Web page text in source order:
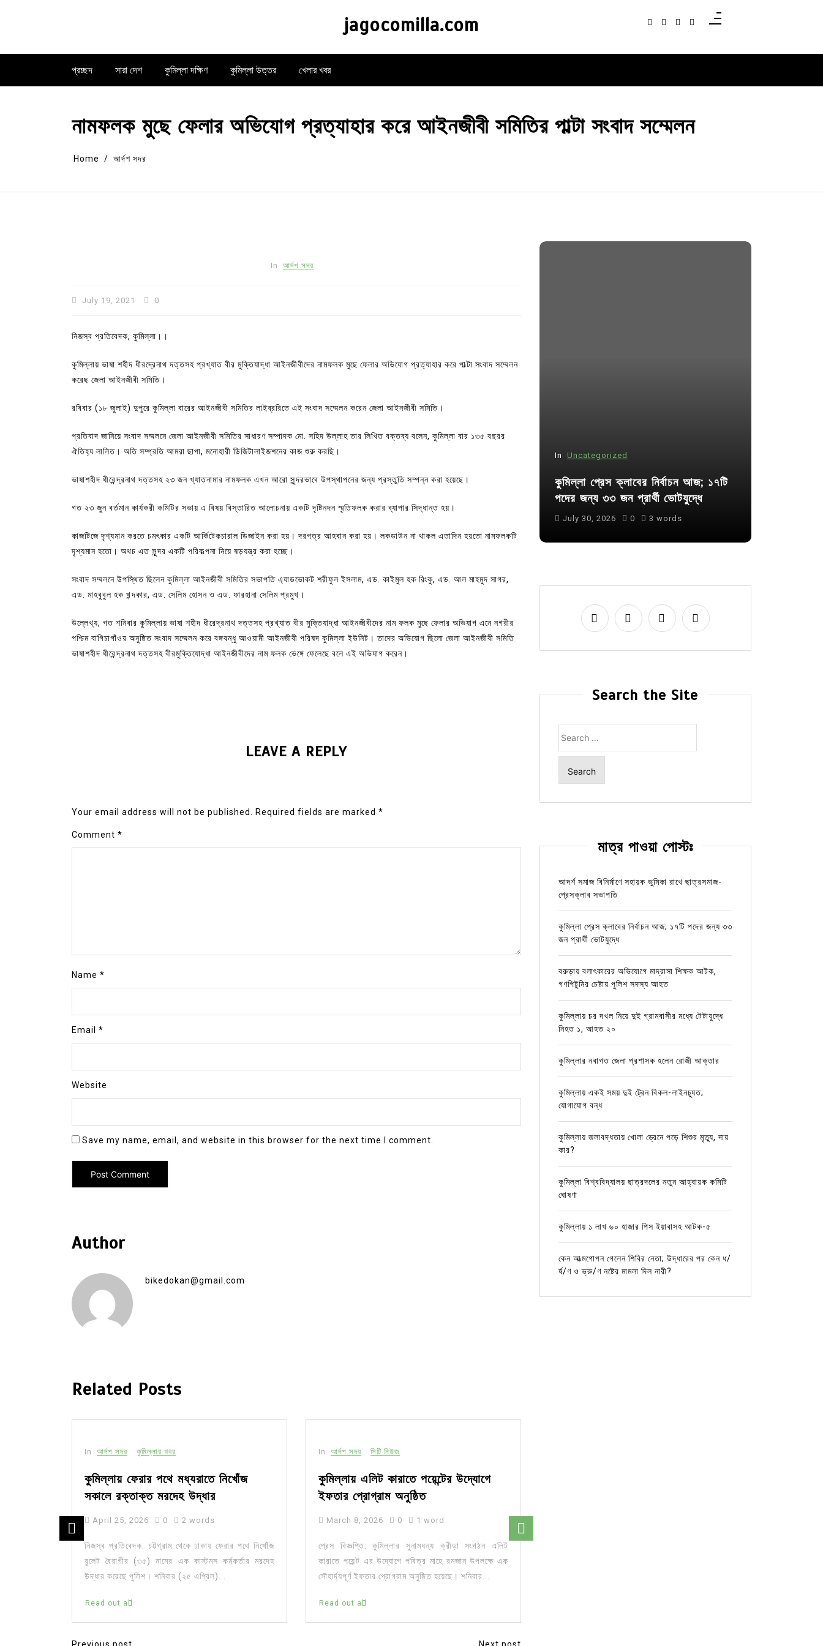
jagocomilla.com
প্রচ্ছদ সারা দেশ কুমিল্লা দক্ষিণ কুমিল্লা উত্তর খেলার খবর
নামফলক মুছে ফেলার অভিযোগ প্রত্যাহার করে আইনজীবী সমিতির পাল্টা সংবাদ সম্মেলন
Home আর্দশ সদর
In আর্দশ সদর
July 19, 2021 0
নিজস্ব প্রতিবেদক, কুমিল্লা।।
কুমিল্লায় ভাষা শহীদ ধীরদ্রেনাথ দত্তসহ প্রখ্যাত বীর মুক্তিযাদ্ধা আইনজীবীদের নামফলক মুছে ফেলার অভিযােগ প্রত্যাহার করে পাল্টা সংবাদ সম্মেলন
করেছ জেলা আইনজীবী সমিতি।
রবিবার (১৮ জুলাই) দুপুরে কুমিল্লা বারের আইনজীবী সমিতির লাইব্ররিতে এই সংবাদ সম্মেলন করেন জেলা আইনজীবী সমিতি।
প্রতিবাদ জানিয়ে সংবাদ সম্মলনে জেলা আইনজীবী সমিতির সাধারণ সম্পাদক মাে. সহিদ উল্লাহ তার লিখিত বক্তব্য বলেন, কুমিল্লা বার ১৩৫ বছরর
ঐতিহ্য লালিত। অতি সম্প্রতি আমরা ছাপা, মনােহারী ডিজিটালাইজশনের কাজ শুরু করছি।
ভাষাশহীদ ধীরেন্দ্রনাথ দত্তসহ ২৩ জন খ্যাতনামার নামফলক এখন আরো সুন্দরভাবে উপস্থাপনের জন্য প্রস্তুতি সম্পন্ন করা হয়েছে।
গত ২৩ জুন বর্তমান কার্যকরী কমিটির সভায় এ বিষয় বিস্তারিত আলােচনায় একটি দৃষ্টিনদন স্মৃতিফলক করার ব্যাপার সিদ্ধান্ত হয়।
কাজটিজে দৃশ্যমান করতে চমৎকার একটি আর্কিটেকচারাল ডিজাইন করা হয়। দরপত্র আহবান করা হয়। লকডাউন না থাকল এতাদিন হয়তাে নামফলকটি
দৃশ্যমান হতাে। অথচ এত সুন্দর একটি পরিকল্পনা নিয়ে ষড়যন্ত্র করা হচ্ছে।
সংবাদ সম্মলনে উপস্থিত ছিলেন কুমিল্লা আইনজীবী সমিতির সভাপতি এ্যাডভােকট শরীফুল ইসলাম, এড. কাইমুল হক রিংকু, এড. আল মাহমুদ সাগর,
এড. মাহবুবুল হক খন্দকার, এড. সেলিম হােসন ও এড. ফারহানা সেলিম প্রমুখ।
উল্লেখ্য, গত শনিবার কুমিল্লায় ভাষা শহীদ ধীরেদ্রনাথ দত্তসহ প্রখ্যাত বীর মুক্তিযাদ্ধা আইনজীবীদের নাম ফলক মুছে ফেলার অভিযাগ এনে নগরীর
পশ্চিম বাগিচাগাঁওয় অনুষ্ঠিত সংবাদ সম্মেলন করে বঙ্গবন্ধু আওয়ামী আইনজীবী পরিষদ কুমিল্লা ইউনিট। তাদের অভিযোগ ছিলো জেলা আইনজীবী সমিতি
ভাষাশহীদ ধীরেন্দ্রনাথ দত্তসহ বীরমুক্তিযোদ্ধা আইনজীবীদের নাম ফলক ভেঙ্গে ফেলেছে বলে এই অভিযাগ করেন।
LEAVE A REPLY
Your email address will not be published. Required fields are marked *
Comment *
Name *
Email *
Website
Save my name, email, and website in this browser for the next time I comment.
Author
bikedokan@gmail.com
Related Posts
In আর্দশ সদর কুমিল্লার খবর
কুমিল্লায় ফেরার পথে মধ্যরাতে নিখোঁজ
সকালে রক্তাক্ত মরদেহ উদ্ধার
April 25, 2026 0 2 words
নিজস্ব প্রতিবেদক: চট্টগ্রাম থেকে ঢাকায় ফেরার পথে নিখোঁজ
বুলেট বৈরাগীর (৩৫) নামের এক কাস্টমস কর্মকর্তার মরদেহ
উদ্ধার করেছে পুলিশ। শনিবার (২৫ এপ্রিল)...
Read out all
In আর্দশ সদর সিটি নিউজ
কুমিল্লায় এলিট কারাতে পয়েন্টের উদ্যোগে
ইফতার প্রোগ্রাম অনুষ্ঠিত
March 8, 2026 0 1 word
প্রেস বিজ্ঞপ্তি: কুমিল্লার সুনামধন্য ক্রীড়া সংগঠন এলিট
কারাতে পয়েন্ট এর উদ্যোগে পবিত্র মাহে রমজান উপলক্ষে এক
সৌহার্দ্যপূর্ণ ইফতার প্রোগ্রাম অনুষ্ঠিত হয়েছে। শনিবার...
Read out all
Previous post Next post
In Uncategorized
কুমিল্লা প্রেস ক্লাবের নির্বাচন আজ; ১৭টি
আদর্শ সমাজ বিনির্মাণে সহায়ক ভুমিকা রাখে
In Uncategorized
কুমিল্লা প্রেস ক্লাবের নির্বাচন আজ; ১৭টি
পদের জন্য ৩৩ জন প্রার্থী ভোটযুদ্ধে
July 30, 2026 0 3 words
Search the Site
for:
মাত্র পাওয়া পোস্টঃ
আদর্শ সমাজ বিনির্মাণে সহায়ক ভুমিকা রাখে ছাত্রসমাজ-
প্রেসক্লাব সভাপতি
কুমিল্লা প্রেস ক্লাবের নির্বাচন আজ; ১৭টি পদের জন্য ৩৩
জন প্রার্থী ভোটযুদ্ধে
বরুড়ায় বলাৎকারের অভিযোগে মাদ্রাসা শিক্ষক আটক,
গণপিটুনির চেষ্টায় পুলিশ সদস্য আহত
কুমিল্লায় চর দখল নিয়ে দুই গ্রামবাসীর মধ্যে টেটাযুদ্ধে
নিহত ১, আহত ২০
কুমিল্লার নবাগত জেলা প্রশাসক হলেন রোজী আক্তার
কুমিল্লায় একই সময় দুই ট্রেন বিকল-লাইনচ্যুত;
যোগাযোগ বন্ধ
কুমিল্লায় জলাবদ্ধতায় খোলা ড্রেনে পড়ে শিশুর মৃত্যু, দায়
কার?
কুমিল্লা বিশ্ববিদ্যালয় ছাত্রদলের নতুন আহ্বায়ক কমিটি
ঘোষণা
কুমিল্লায় ১ লাখ ৬০ হাজার পিস ইয়াবাসহ আটক-৫
কেন আত্মগোপন গেলেন শিবির নেতা; উদ্ধারের পর কেন ধ/
র্ষ/ণ ও ভ্রু/ণ নষ্টের মামলা দিল নারী?